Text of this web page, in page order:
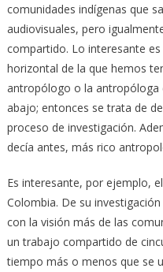
comunidades indígenas que
audiovisuales, pero
compartido. Lo interesante
horizontal de la que hemos
antropólogo o la antropóloga
abajo; entonces se trata de
proceso de investigación.
decía antes, más rico
Es interesante, por ejemplo,
Colombia. De su
con la visión más de las
un trabajo compartido de
tiempo más o menos que se